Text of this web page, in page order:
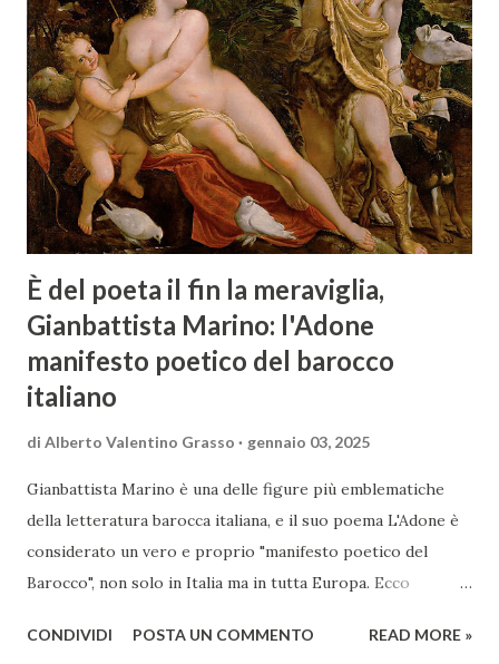
È del poeta il fin la meraviglia,
Gianbattista Marino: l'Adone
manifesto poetico del barocco
italiano
di Alberto Valentino Grasso gennaio 03, 2025
Gianbattista Marino è una delle figure più emblematiche
della letteratura barocca italiana, e il suo poema L'Adone è
considerato un vero e proprio "manifesto poetico del
Barocco", non solo in Italia ma in tutta Europa. Ecco
rendono un'opera fondamentale per il periodo. Marino fu
CONDIVIDI POSTA UN COMMENTO READ MORE »